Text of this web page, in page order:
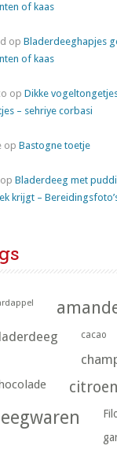
of kaas
op Bladerdeeghapjes
of kaas
op Dikke
– sehriye corbasi
op Bastogne toetje
op Bladerdeeg met
krijgt –
cacao